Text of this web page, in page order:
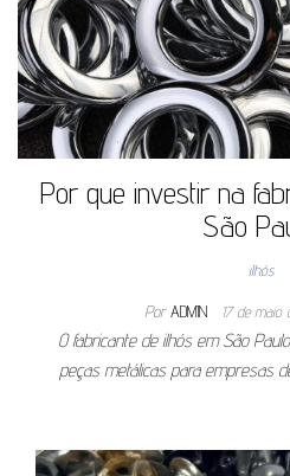
Por que investir na
São
ilhós
Por ADMIN 17 de maio
O fabricante de ilhós em São
peças metálicas para empresas